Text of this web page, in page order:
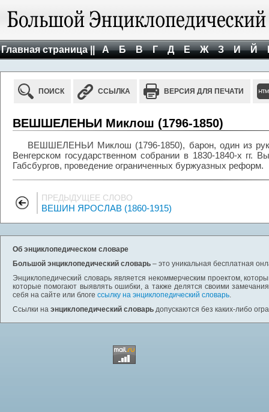
Главная страница || А Б В Г Д Е Ж З И Й
ПОИСК ССЫЛКА ВЕРСИЯ ДЛЯ ПЕЧАТИ
ВЕШШЕЛЕНЬИ Миклош (1796-1850)
ВЕШШЕЛЕНЬИ Миклош (1796-1850), барон, один из
Венгерском государственном собрании в 1830-1840-х гг.
Габсбургов, проведение ограниченных буржуазных реформ.
ПРЕДЫДУЩЕЕ СЛОВО
ВЕШИН ЯРОСЛАВ (1860-1915)
Об энциклопедическом словаре
Большой энциклопедический словарь – это уникальная бесплатная
Энциклопедический словарь является некоммерческим проектом,
которые помогают выявлять ошибки, а также делятся своими
себя на сайте или блоге ссылку на энциклопедический словарь.
Ссылки на энциклопедический словарь допускаются без каких-либо